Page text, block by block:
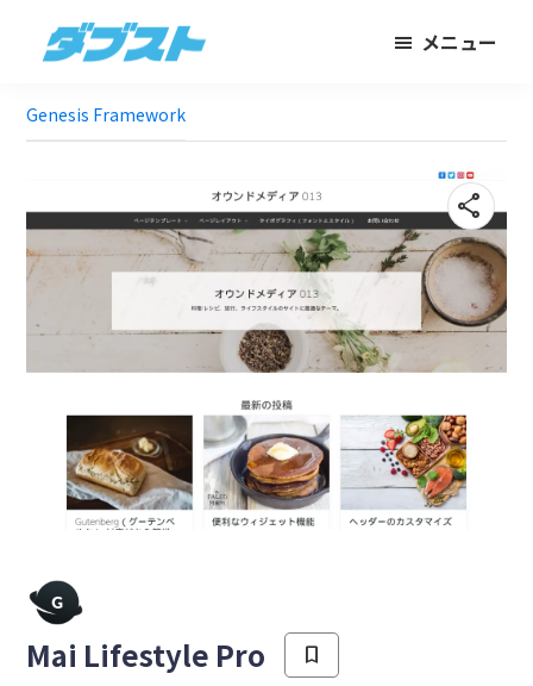
ブ
ス
ト
本
モ
ー
ル
ビ
メニュー
Genesis Framework
share
Mai Lifestyle Pro bookmark